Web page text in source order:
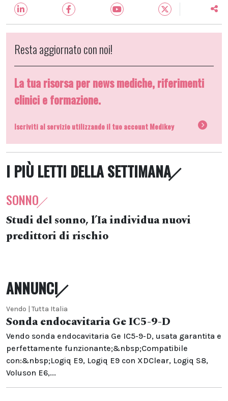
Resta aggiornato con noi!
La tua risorsa per news mediche, riferimenti
clinici e formazione.
Iscriviti al servizio utilizzando il tuo account Medikey
I PIÙ LETTI DELLA SETTIMANA
SONNO
Studi del sonno, l’Ia individua nuovi
predittori di rischio
ANNUNCI
Vendo | Tutta Italia
Sonda endocavitaria Ge IC5-9-D
Vendo sonda endocavitaria Ge IC5-9-D, usata garantita e
perfettamente funzionante;&nbsp;Compatibile
con:&nbsp;Logiq E9, Logiq E9 con XDClear, Logiq S8,
Voluson E6,...